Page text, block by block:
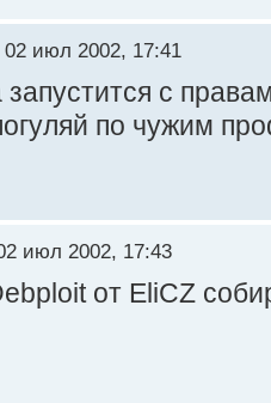
02 июл 2002, 17:41
с
по чужим
июл 2002, 17:43
от EliCZ